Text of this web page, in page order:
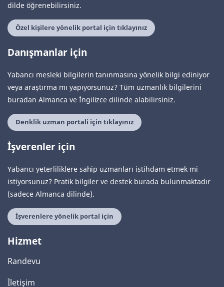
dilde öğrenebilirsiniz.
Özel kişilere yönelik portal için tıklayınız
Danışmanlar için
Yabancı mesleki bilgilerin tanınmasına yönelik bilgi ediniyor
veya araştırma mı yapıyorsunuz? Tüm uzmanlık bilgilerini
buradan Almanca ve İngilizce dilinde alabilirsiniz.
Denklik uzman portali için tıklayınız
İşverenler için
Yabancı yeterliliklere sahip uzmanları istihdam etmek mi
istiyorsunuz? Pratik bilgiler ve destek burada bulunmaktadır
(sadece Almanca dilinde).
İşverenlere yönelik portal için
Hizmet
Randevu
İletişim